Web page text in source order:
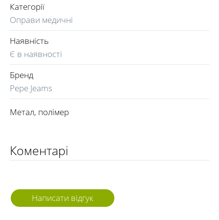
Категорії
Оправи медичні
Наявність
Є в наявності
Бренд
Pepe Jeams
Метал, полімер
Коментарі
Написати відгук